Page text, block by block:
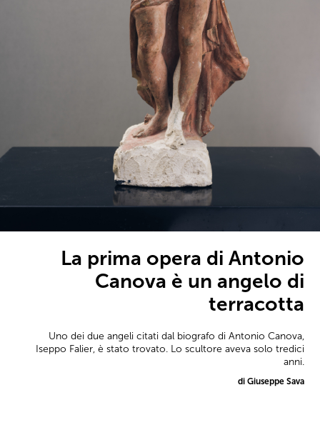
La prima opera di Antonio
Canova è un angelo di
terracotta
Uno dei due angeli citati dal biografo di Antonio Canova,
Iseppo Falier, è stato trovato. Lo scultore aveva solo tredici
anni.
di Giuseppe Sava